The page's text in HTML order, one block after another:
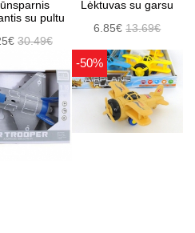
su pultu
30.49€
Lėktuvas su garsu
6.85€13.69€
-50%